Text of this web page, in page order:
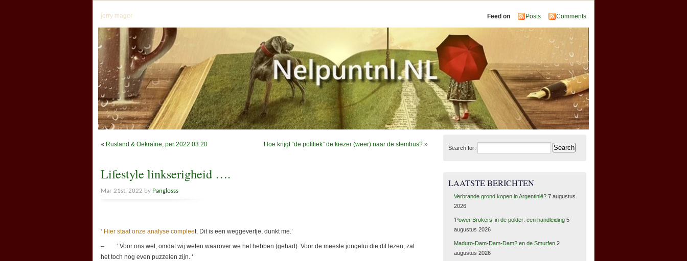
jerry mager Feed on Posts Comments
« Rusland & Oekraïne, per 2022.03.20 Hoe krijgt “de politiek” de kiezer (weer) naar de stembus? »
Lifestyle linkserigheid ….
Mar 21st, 2022 by Panglosss
‘ Hier staat onze analyse compleet. Dit is een weggevertje, dunkt me.’
– ‘ Voor ons wel, omdat wij weten waarover we het hebben (gehad). Voor de meeste jongelui die dit lezen, zal
het toch nog even puzzelen zijn. ‘
Search for:
LAATSTE BERICHTEN
Verbrande grond kopen in Argentinië? 7 augustus
2026
‘Power Brokers’ in de polder: een handleiding 5
augustus 2026
Maduro-Dam-Dam-Dam? en de Smurfen 2
augustus 2026